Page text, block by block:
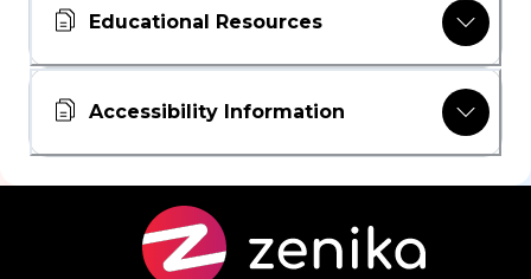
Educational Resources
Accessibility Information